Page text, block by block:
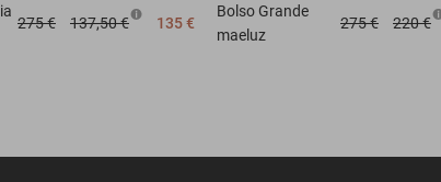
275 € 137,50 € 135 €
Bolso Grande
maeluz
275 € 220 €